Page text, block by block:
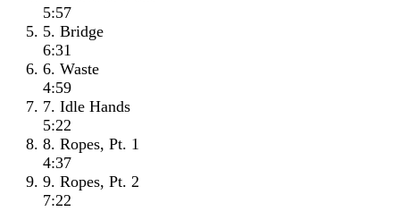
5:57
5. Bridge
6:31
6. Waste
4:59
7. Idle Hands
5:22
8. Ropes, Pt. 1
4:37
9. Ropes, Pt. 2
7:22